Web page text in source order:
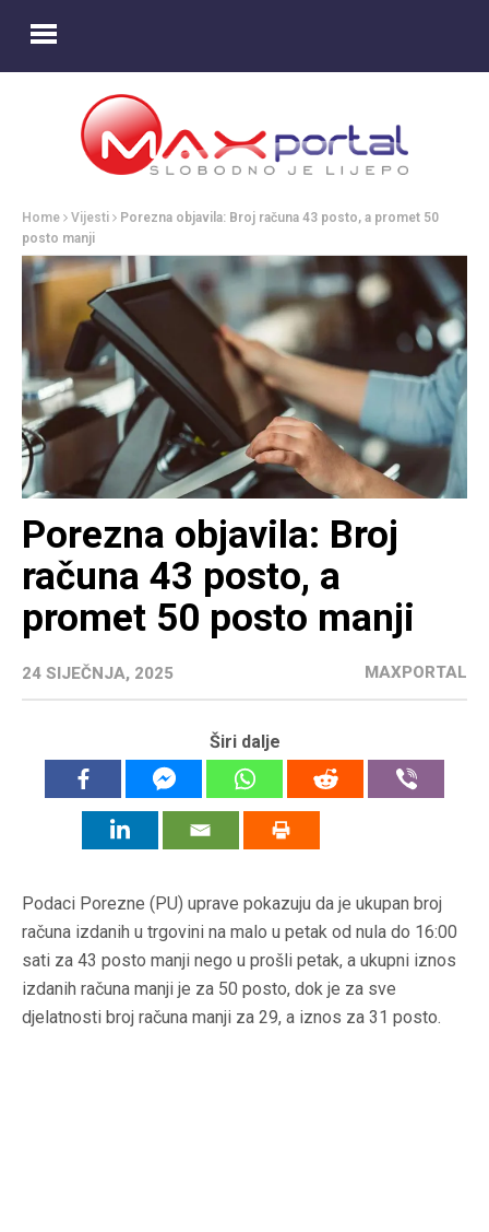
Home Vijesti
Porezna objavila: Broj računa 43 posto, a promet 50
posto manji
Porezna objavila: Broj
računa 43 posto, a
promet 50 posto manji
24 SIJEČNJA, 2025 MAXPORTAL
Širi dalje
Podaci Porezne (PU) uprave pokazuju da je ukupan broj
računa izdanih u trgovini na malo u petak od nula do 16:00
sati za 43 posto manji nego u prošli petak, a ukupni iznos
izdanih računa manji je za 50 posto, dok je za sve
djelatnosti broj računa manji za 29, a iznos za 31 posto.